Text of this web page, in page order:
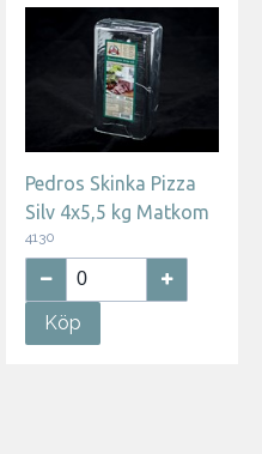
Pedros Skinka Pizza
Silv 4x5,5 kg Matkom
4130
Köp